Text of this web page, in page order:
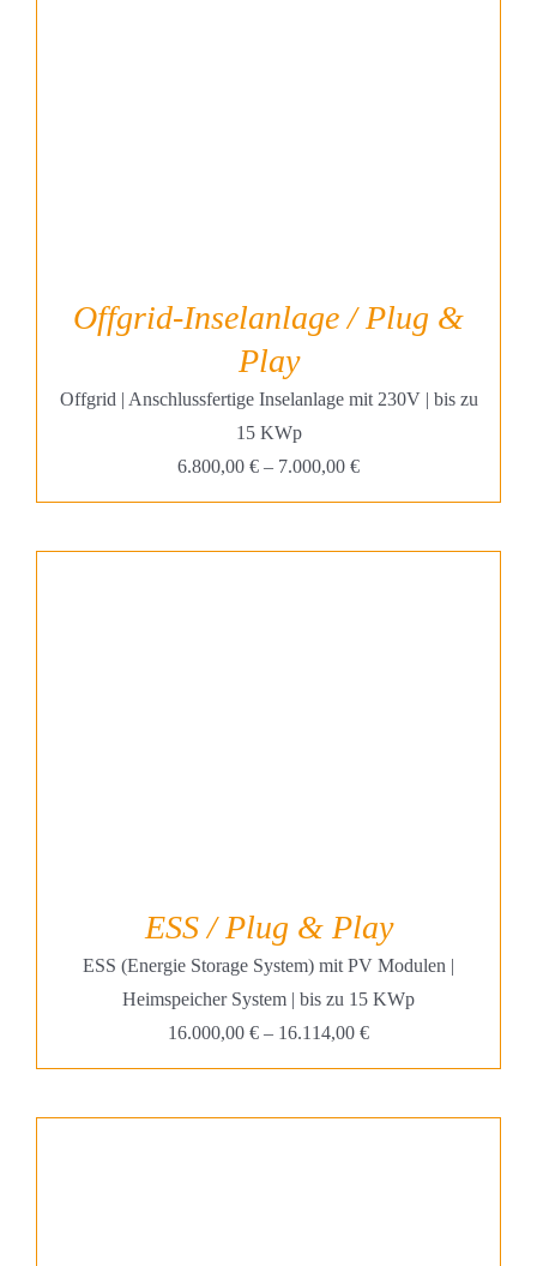
Offgrid-Inselanlage / Plug &
Play
Offgrid | Anschlussfertige Inselanlage mit 230V | bis zu
15 KWp
6.800,00 € – 7.000,00 €
ESS / Plug & Play
ESS (Energie Storage System) mit PV Modulen |
Heimspeicher System | bis zu 15 KWp
16.000,00 € – 16.114,00 €